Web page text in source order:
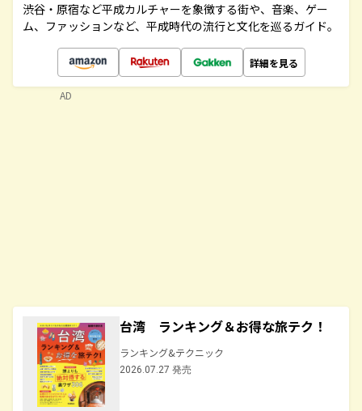
渋谷・原宿など平成カルチャーを象徴する街や、音楽、ゲー
ム、ファッションなど、平成時代の流行と文化を巡るガイド。
詳細を見る
台湾 ランキング＆お得な旅テク！
ランキング&テクニック
2026.07.27 発売
AD